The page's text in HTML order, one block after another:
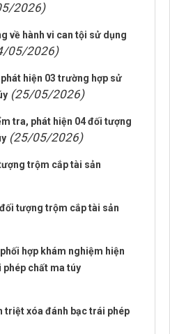
2026)
về hành vi can tội sử dụng
05/2026)
hiện 03 trường hợp sử
(25/05/2026)
tra, phát hiện 04 đối tượng
(25/05/2026)
trộm cắp tài sản
tượng trộm cắp tài sản
hợp khám nghiệm hiện
chất ma túy
triệt xóa đánh bạc trái phép